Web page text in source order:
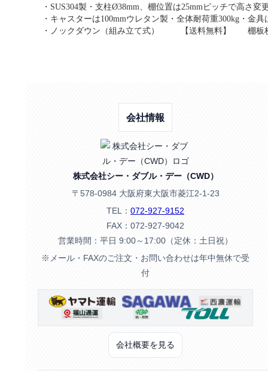
・SUS304製・支柱Ø38mm、棚位置は25mmピッチで高さ
・キャスターは100mmウレタン製・全体耐荷重300kg・金
・ノックダウン（組み立て式） 【送料無料】 棚板枚
会社情報
株式会社シー・ダブル・デー（CWD）
〒578-0984 大阪府東大阪市菱江2-1-23
TEL： 072-927-9152
FAX：072-927-9042
営業時間：平日 9:00～17:00（定休：土日祝）
※メール・FAXのご注文・お問い合わせは年中無休で受
付
会社概要を見る